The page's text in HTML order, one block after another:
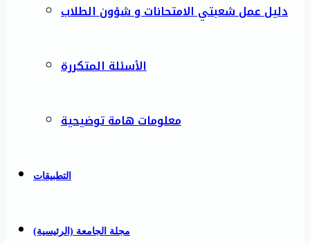
دليل عمل شعبتي الامتحانات و شؤون الطلاب
الأسئلة المتكررة
معلومات هامة توضيحية
التطبيقات
مجلة الجامعة (الرئيسية)